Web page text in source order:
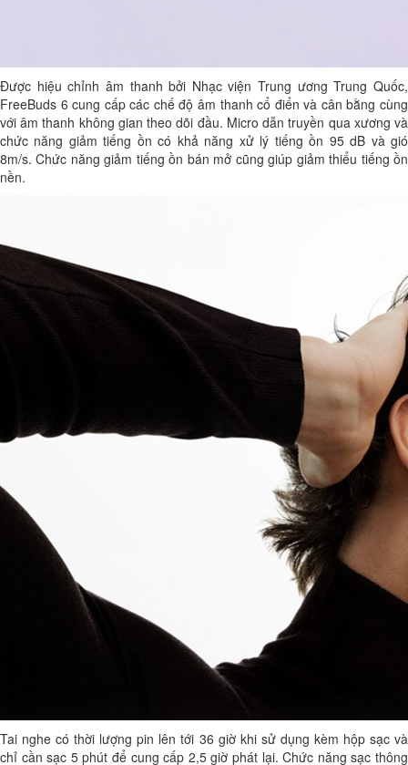
Được hiệu chỉnh âm thanh bởi Nhạc viện Trung ương Trung Quốc,
FreeBuds 6 cung cấp các chế độ âm thanh cổ điển và cân bằng cùng
với âm thanh không gian theo dõi đầu. Micro dẫn truyền qua xương và
chức năng giảm tiếng ồn có khả năng xử lý tiếng ồn 95 dB và gió
8m/s. Chức năng giảm tiếng ồn bán mở cũng giúp giảm thiểu tiếng ồn
nền.
Tai nghe có thời lượng pin lên tới 36 giờ khi sử dụng kèm hộp sạc và
chỉ cần sạc 5 phút để cung cấp 2,5 giờ phát lại. Chức năng sạc thông